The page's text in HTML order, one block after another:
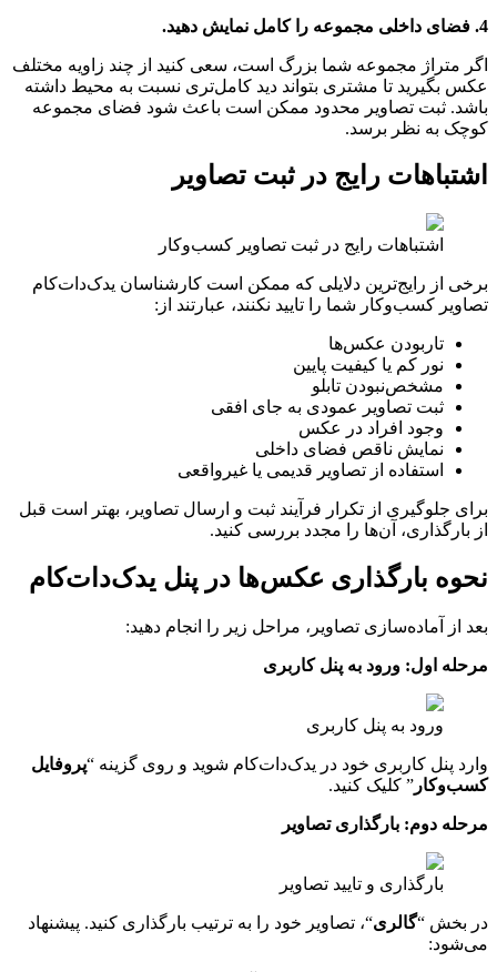
4. فضای داخلی مجموعه را کامل نمایش دهید.
اگر متراژ مجموعه شما بزرگ است، سعی کنید از چند زاویه مختلف
عکس بگیرید تا مشتری بتواند دید کامل‌تری نسبت به محیط داشته
باشد. ثبت تصاویر محدود ممکن است باعث شود فضای مجموعه
کوچک به نظر برسد.
اشتباهات رایج در ثبت تصاویر
اشتباهات رایج در ثبت تصاویر کسب‌وکار
برخی از رایج‌ترین دلایلی که ممکن است کارشناسان یدک‌دات‌کام
تصاویر کسب‌و‌کار شما را تایید نکنند، عبارتند از:
تاربودن عکس‌ها
نور کم یا کیفیت پایین
مشخص‌نبودن تابلو
ثبت تصاویر عمودی به‌ جای افقی
وجود افراد در عکس
نمایش ناقص فضای داخلی
استفاده از تصاویر قدیمی یا غیرواقعی
برای جلوگیری از تکرار فرآیند ثبت و ارسال تصاویر، بهتر است قبل
از بارگذاری، آن‌ها را مجدد بررسی کنید.
نحوه بارگذاری عکس‌ها در پنل یدک‌دات‌کام
بعد از آماده‌سازی تصاویر، مراحل زیر را انجام دهید:
مرحله اول: ورود به پنل کاربری
ورود به پنل کاربری
وارد پنل کاربری خود در یدک‌دات‌کام شوید و روی گزینه “پروفایل
کسب‌وکار ” کلیک کنید.
مرحله دوم: بارگذاری تصاویر
بارگذاری و تایید تصاویر
در بخش “گالری“، تصاویر خود را به ‌ترتیب بارگذاری کنید. پیشنهاد
می‌شود: